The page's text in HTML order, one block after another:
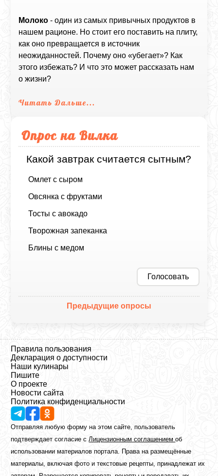
Молоко - один из самых привычных продуктов в
нашем рационе. Но стоит его поставить на плиту,
как оно превращается в источник
неожиданностей. Почему оно «убегает»? Как
этого избежать? И что это может рассказать нам
о жизни?
Читать Дальше...
Опрос на Вилка
Какой завтрак считается сытным?
Омлет с сыром
Овсянка с фруктами
Тосты с авокадо
Творожная запеканка
Блины с медом
Голосовать
Предыдущие опросы
Правила пользования
Декларация о доступности
Наши кулинары
Пишите
О проекте
Новости сайта
Политика конфиденциальности
Отправляя любую форму на этом сайте, пользователь
подтверждает согласие сЛицензионным соглашениемоб
использовании материалов портала. Права на размещённые
материалы, включая фото и текстовые рецепты, принадлежат их